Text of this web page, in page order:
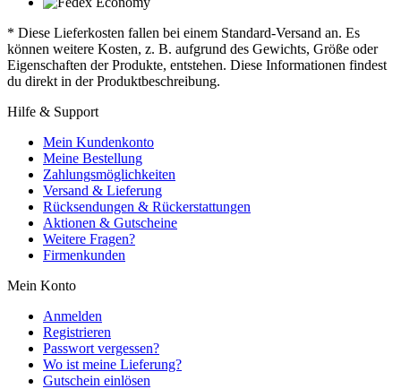
* Diese Lieferkosten fallen bei einem Standard-Versand an. Es
können weitere Kosten, z. B. aufgrund des Gewichts, Größe oder
Eigenschaften der Produkte, entstehen. Diese Informationen findest
du direkt in der Produktbeschreibung.
Hilfe & Support
Mein Kundenkonto
Meine Bestellung
Zahlungsmöglichkeiten
Versand & Lieferung
Rücksendungen & Rückerstattungen
Aktionen & Gutscheine
Weitere Fragen?
Firmenkunden
Mein Konto
Anmelden
Registrieren
Passwort vergessen?
Wo ist meine Lieferung?
Gutschein einlösen